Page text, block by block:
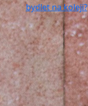
bydlet na koleji?